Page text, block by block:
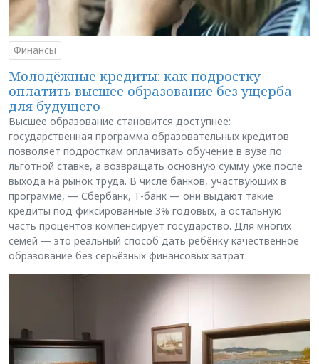
Финансы
Молодёжные кредиты: как подростку
оплатить высшее образование без ущерба
для будущего
Высшее образование становится доступнее:
государственная программа образовательных кредитов
позволяет подросткам оплачивать обучение в вузе по
льготной ставке, а возвращать основную сумму уже после
выхода на рынок труда. В числе банков, участвующих в
программе, — Сбербанк, Т-банк — они выдают такие
кредиты под фиксированные 3% годовых, а остальную
часть процентов компенсирует государство. Для многих
семей — это реальный способ дать ребёнку качественное
образование без серьёзных финансовых затрат